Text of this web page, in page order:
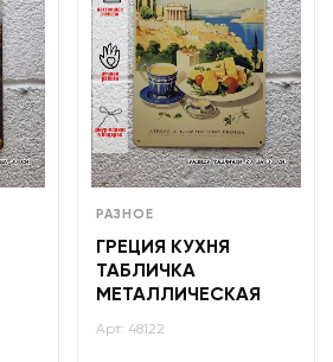
РАЗНОЕ
ГРЕЦИЯ КУХНЯ
ТАБЛИЧКА
МЕТАЛЛИЧЕСКАЯ
Арт: 48122